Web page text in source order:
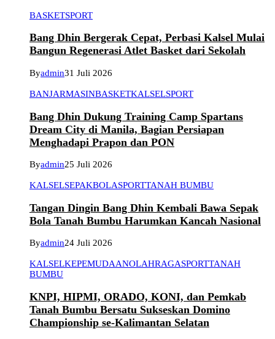
BASKETSPORT
Bang Dhin Bergerak Cepat, Perbasi Kalsel Mulai
Bangun Regenerasi Atlet Basket dari Sekolah
Byadmin31 Juli 2026
BANJARMASINBASKETKALSELSPORT
Bang Dhin Dukung Training Camp Spartans
Dream City di Manila, Bagian Persiapan
Menghadapi Prapon dan PON
Byadmin25 Juli 2026
KALSELSEPAKBOLASPORTTANAH BUMBU
Tangan Dingin Bang Dhin Kembali Bawa Sepak
Bola Tanah Bumbu Harumkan Kancah Nasional
Byadmin24 Juli 2026
KALSELKEPEMUDAANOLAHRAGASPORTTANAH
BUMBU
KNPI, HIPMI, ORADO, KONI, dan Pemkab
Tanah Bumbu Bersatu Sukseskan Domino
Championship se-Kalimantan Selatan